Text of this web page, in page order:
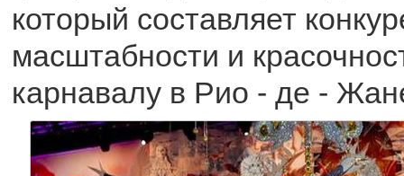
который составляет
масштабности и
карнавалу в Рио - де -